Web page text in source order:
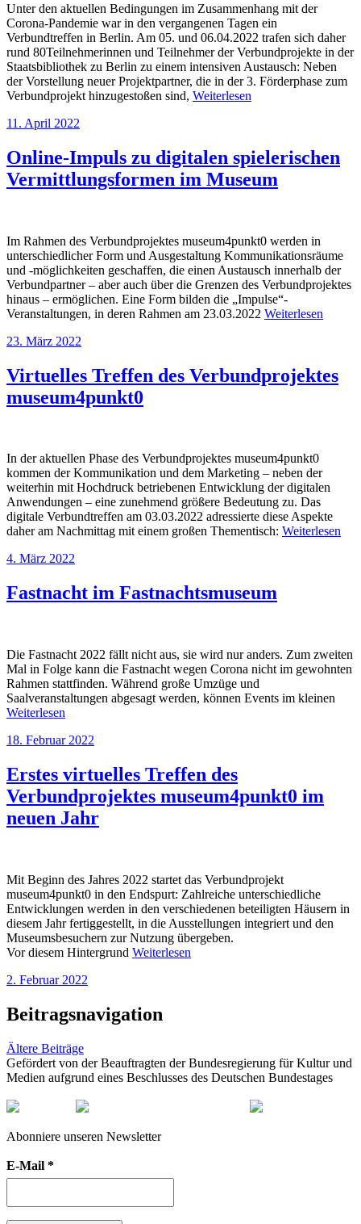
Unter den aktuellen Bedingungen im Zusammenhang mit der
Corona-Pandemie war in den vergangenen Tagen ein
Verbundtreffen in Berlin. Am 05. und 06.04.2022 trafen sich daher
rund 80Teilnehmerinnen und Teilnehmer der Verbundprojekte in der
Staatsbibliothek zu Berlin zu einem intensiven Austausch: Neben
der Vorstellung neuer Projektpartner, die in der 3. Förderphase zum
Verbundprojekt hinzugestoßen sind, Weiterlesen
11. April 2022
Online-Impuls zu digitalen spielerischen
Vermittlungsformen im Museum
Im Rahmen des Verbundprojektes museum4punkt0 werden in
unterschiedlicher Form und Ausgestaltung Kommunikationsräume
und -möglichkeiten geschaffen, die einen Austausch innerhalb der
Verbundpartner – aber auch über die Grenzen des Verbundprojektes
hinaus – ermöglichen. Eine Form bilden die „Impulse“-
Veranstaltungen, in deren Rahmen am 23.03.2022 Weiterlesen
23. März 2022
Virtuelles Treffen des Verbundprojektes
museum4punkt0
In der aktuellen Phase des Verbundprojektes museum4punkt0
kommen der Kommunikation und dem Marketing – neben der
weiterhin mit Hochdruck betriebenen Entwicklung der digitalen
Anwendungen – eine zunehmend größere Bedeutung zu. Das
digitale Verbundtreffen am 03.03.2022 adressierte diese Aspekte
daher am Nachmittag mit einem großen Thementisch: Weiterlesen
4. März 2022
Fastnacht im Fastnachtsmuseum
Die Fastnacht 2022 fällt nicht aus, sie wird nur anders. Zum zweiten
Mal in Folge kann die Fastnacht wegen Corona nicht im gewohnten
Rahmen stattfinden. Während große Umzüge und
Saalveranstaltungen abgesagt werden, können Events im kleinen
Weiterlesen
18. Februar 2022
Erstes virtuelles Treffen des
Verbundprojektes museum4punkt0 im
neuen Jahr
Mit Beginn des Jahres 2022 startet das Verbundprojekt
museum4punkt0 in den Endspurt: Zahlreiche unterschiedliche
Entwicklungen werden in den verschiedenen beteiligten Häusern in
diesem Jahr fertiggestellt, in die Ausstellungen integriert und den
Museumsbesuchern zur Nutzung übergeben.
Vor diesem Hintergrund Weiterlesen
2. Februar 2022
Beitragsnavigation
Ältere Beiträge
Gefördert von der Beauftragten der Bundesregierung für Kultur und
Medien aufgrund eines Beschlusses des Deutschen Bundestages
Abonniere unseren Newsletter
E-Mail *